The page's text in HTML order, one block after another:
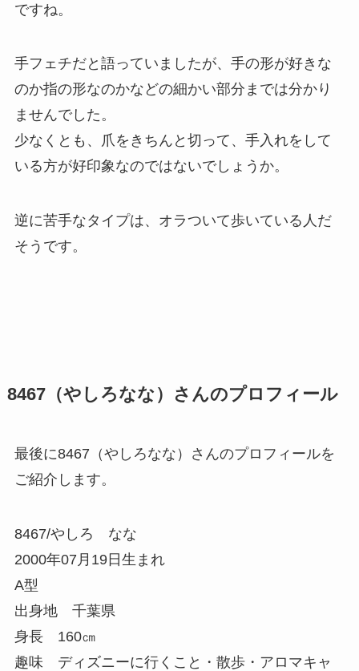
ですね。
手フェチだと語っていましたが、手の形が好きな
のか指の形なのかなどの細かい部分までは分かり
ませんでした。
少なくとも、爪をきちんと切って、手入れをして
いる方が好印象なのではないでしょうか。
逆に苦手なタイプは、オラついて歩いている人だ
そうです。
8467（やしろなな）さんのプロフィール
最後に8467（やしろなな）さんのプロフィールを
ご紹介します。
8467/やしろ なな
2000年07月19日生まれ
A型
出身地 千葉県
身長 160㎝
趣味 ディズニーに行くこと・散歩・アロマキャ